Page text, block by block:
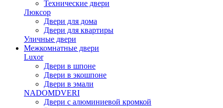
Технические двери
Люксор
Двери для дома
Двери для квартиры
Уличные двери
Межкомнатные двери
Luxor
Двери в шпоне
Двери в экошпоне
Двери в эмали
NADOMDVERI
Двери с алюминиевой кромкой